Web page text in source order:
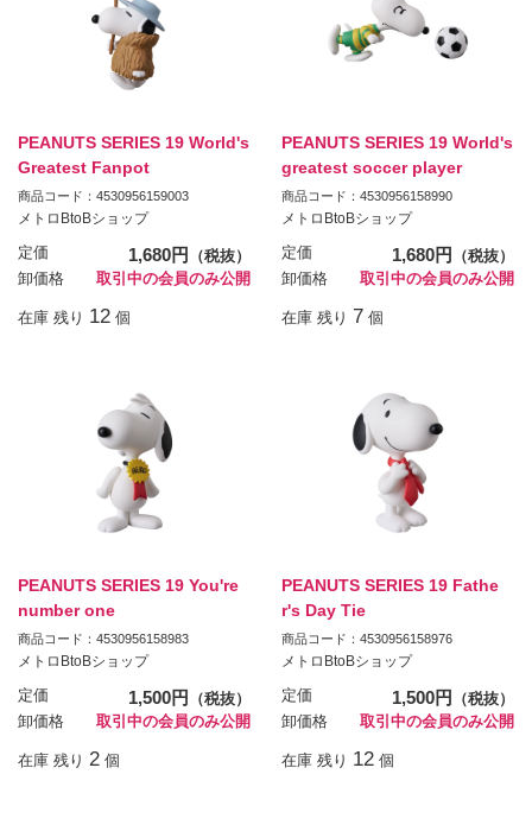
PEANUTS SERIES 19 World's
Greatest Fanpot
商品コード：4530956159003
メトロBtoBショップ
定価 1,680円
（税抜）
卸価格
取引中の会員のみ公開
在庫 残り 12 個
PEANUTS SERIES 19 World's
greatest soccer player
商品コード：4530956158990
メトロBtoBショップ
定価 1,680円
（税抜）
卸価格
取引中の会員のみ公開
在庫 残り 7 個
PEANUTS SERIES 19 You're
number one
商品コード：4530956158983
メトロBtoBショップ
定価 1,500円
（税抜）
卸価格
取引中の会員のみ公開
在庫 残り 2 個
PEANUTS SERIES 19 Fathe
r's Day Tie
商品コード：4530956158976
メトロBtoBショップ
定価 1,500円
（税抜）
卸価格
取引中の会員のみ公開
在庫 残り 12 個